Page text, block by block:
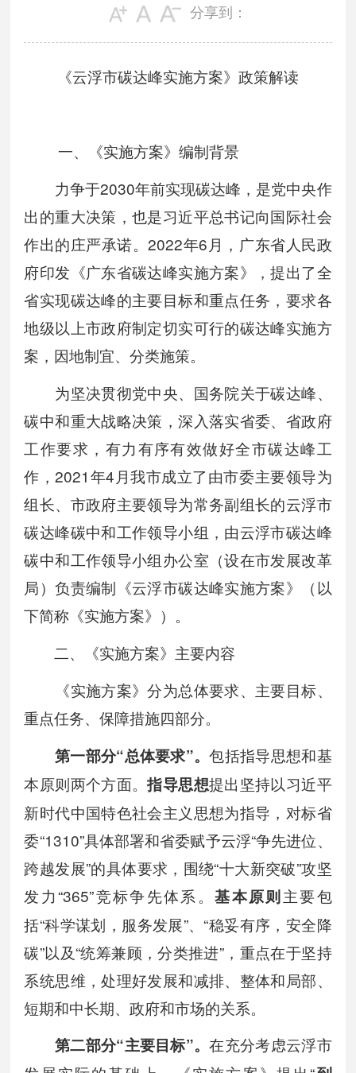
分享到：
《云浮市碳达峰实施方案》政策解读
一、《实施方案》编制背景
力争于2030年前实现碳达峰，是党中央作
出的重大决策，也是习近平总书记向国际社会
作出的庄严承诺。2022年6月，广东省人民政
府印发《广东省碳达峰实施方案》，提出了全
省实现碳达峰的主要目标和重点任务，要求各
地级以上市政府制定切实可行的碳达峰实施方
案，因地制宜、分类施策。
为坚决贯彻党中央、国务院关于碳达峰、
碳中和重大战略决策，深入落实省委、省政府
工作要求，有力有序有效做好全市碳达峰工
作，2021年4月我市成立了由市委主要领导为
组长、市政府主要领导为常务副组长的云浮市
碳达峰碳中和工作领导小组，由云浮市碳达峰
碳中和工作领导小组办公室（设在市发展改革
局）负责编制《云浮市碳达峰实施方案》（以
下简称《实施方案》）。
二、《实施方案》主要内容
《实施方案》分为总体要求、主要目标、
重点任务、保障措施四部分。
第一部分“总体要求”。包括指导思想和基
本原则两个方面。指导思想提出坚持以习近平
新时代中国特色社会主义思想为指导，对标省
委“1310”具体部署和省委赋予云浮“争先进位、
跨越发展”的具体要求，围绕“十大新突破”攻坚
发力“365”竞标争先体系。基本原则主要包
括“科学谋划，服务发展”、“稳妥有序，安全降
碳”以及“统筹兼顾，分类推进”，重点在于坚持
系统思维，处理好发展和减排、整体和局部、
短期和中长期、政府和市场的关系。
第二部分“主要目标”。在充分考虑云浮市